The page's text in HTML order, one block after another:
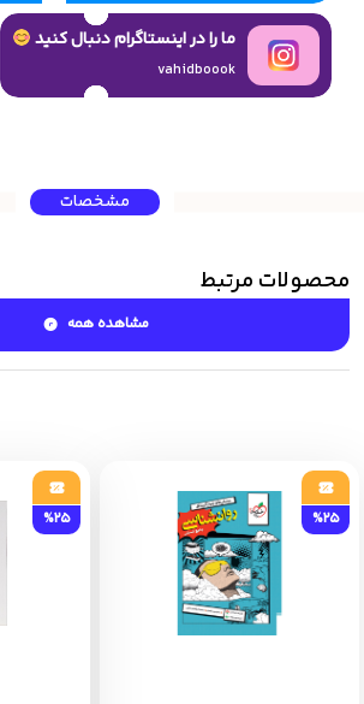
ما را در اینستاگرام دنبال کنید
vahidboook
مشخصات
محصولات مرتبط
مشاهده همه
%25
%25